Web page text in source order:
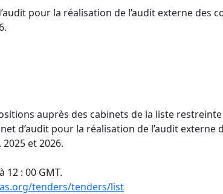
pour la réalisation de l’audit externe des
auprès des cabinets de la liste
d’audit pour la réalisation de l’audit externe
et 2026.
12 : 00 GMT.
tenders/tenders/list